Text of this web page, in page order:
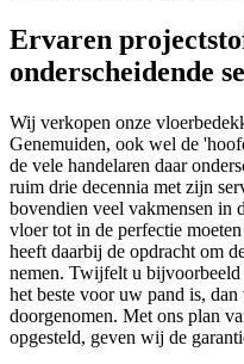
Ervaren
onderscheidende
Wij verkopen onze
Genemuiden, ook wel de
de vele handelaren daar
ruim drie decennia met zijn
bovendien veel vakmensen in
vloer tot in de perfectie
heeft daarbij de opdracht om
nemen. Twijfelt u
het beste voor uw pand is,
doorgenomen. Met ons plan
opgesteld, geven wij de